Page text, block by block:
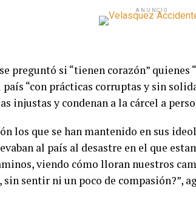
ANUNCIO
preguntó si “tienen corazón”
país “con prácticas corruptas y sin
injustas y condenan a la cárcel a
los que se han mantenido en sus
al país al desastre en el que
viendo cómo lloran nuestros
sentir ni un poco de compasión?”,